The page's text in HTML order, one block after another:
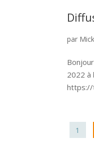
par
2022 à
https://
1